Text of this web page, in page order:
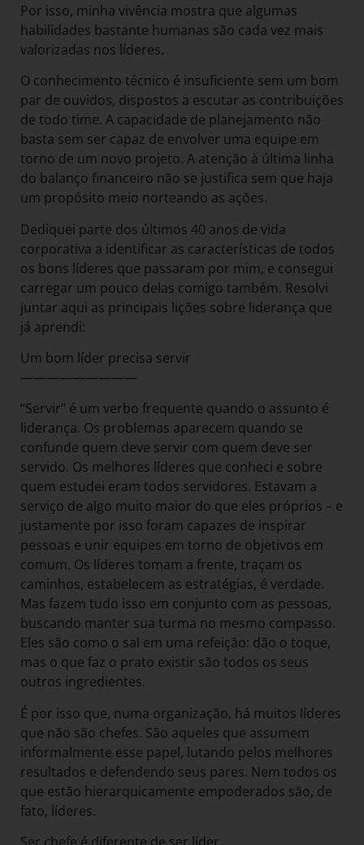
Por isso, minha vivência mostra que algumas
habilidades bastante humanas são cada vez mais
valorizadas nos líderes.
O conhecimento técnico é insuficiente sem um bom
par de ouvidos, dispostos a escutar as contribuições
de todo time. A capacidade de planejamento não
basta sem ser capaz de envolver uma equipe em
torno de um novo projeto. A atenção à última linha
do balanço financeiro não se justifica sem que haja
um propósito meio norteando as ações.
Dediquei parte dos últimos 40 anos de vida
corporativa a identificar as características de todos
os bons líderes que passaram por mim, e consegui
carregar um pouco delas comigo também. Resolvi
juntar aqui as principais lições sobre liderança que
já aprendi:
Um bom líder precisa servir
—————————
“Servir” é um verbo frequente quando o assunto é
liderança. Os problemas aparecem quando se
confunde quem deve servir com quem deve ser
servido. Os melhores líderes que conheci e sobre
quem estudei eram todos servidores. Estavam a
serviço de algo muito maior do que eles próprios – e
justamente por isso foram capazes de inspirar
pessoas e unir equipes em torno de objetivos em
comum. Os líderes tomam a frente, traçam os
caminhos, estabelecem as estratégias, é verdade.
Mas fazem tudo isso em conjunto com as pessoas,
buscando manter sua turma no mesmo compasso.
Eles são como o sal em uma refeição: dão o toque,
mas o que faz o prato existir são todos os seus
outros ingredientes.
É por isso que, numa organização, há muitos líderes
que não são chefes. São aqueles que assumem
informalmente esse papel, lutando pelos melhores
resultados e defendendo seus pares. Nem todos os
que estão hierarquicamente empoderados são, de
fato, líderes.